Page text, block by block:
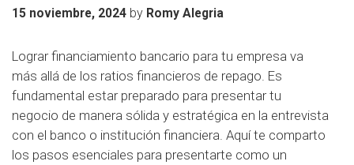
15 noviembre, 2024 by Romy Alegria
Lograr financiamiento bancario para tu empresa va
más allá de los ratios financieros de repago. Es
fundamental estar preparado para presentar tu
negocio de manera sólida y estratégica en la entrevista
con el banco o institución financiera. Aquí te comparto
los pasos esenciales para presentarte como un